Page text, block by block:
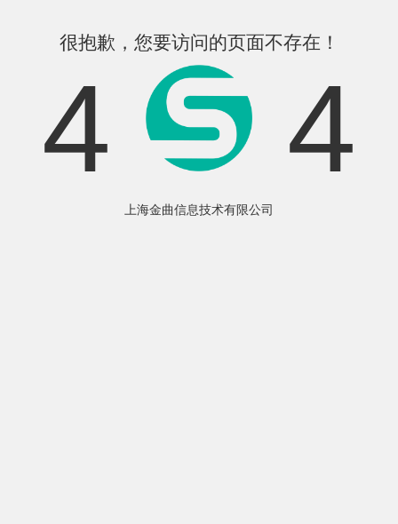
很抱歉，您要访问的页面不存在！
4 4
上海金曲信息技术有限公司